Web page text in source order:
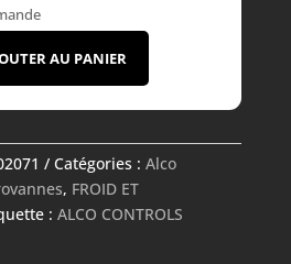
AU PANIER
Catégories : Alco
, FROID ET
: ALCO CONTROLS